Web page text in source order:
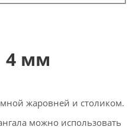
4 мм
жаровней и столиком.
можно использовать